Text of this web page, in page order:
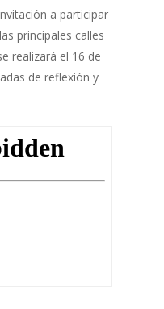
a participar
principales calles
realizará el 16 de
de reflexión y